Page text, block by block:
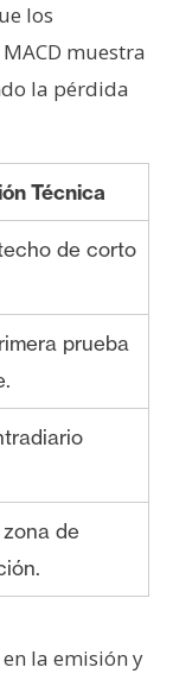
los
muestra
la pérdida
Técnica
de corto
prueba
de
la emisión y